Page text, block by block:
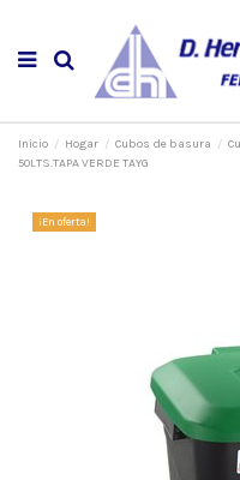
Inicio Hogar Cubos de basura
50LTS.TAPA VERDE TAYG
¡En oferta!